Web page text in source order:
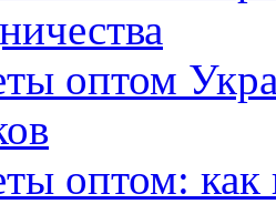
оптом
оптом: